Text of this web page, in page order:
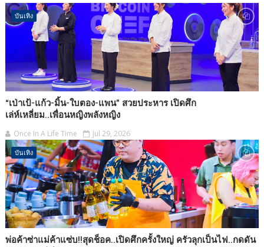
บันเทิง
“เป่าเป้-แก้ว-มิ้น-ใบตอง-แพน” สวยประหาร เปิดศึก
เล่ห์เหลี่ยม..เพื่อนหญิงพลังหญิง
Once In A Life Time Jul 29, 2026
บันเทิง
พ่อค้าซ่าแม่ค้าแซ่บ!!สุดช็อค..เปิดศึกครั้งใหญ่ ครัวลุกเป็นไฟ..กดดัน